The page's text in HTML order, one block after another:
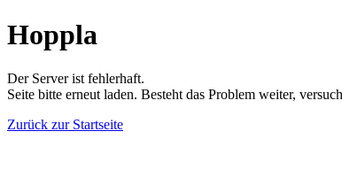
Hoppla
Der Server ist fehlerhaft.
Seite bitte erneut laden. Besteht das Problem weiter,
Zurück zur Startseite